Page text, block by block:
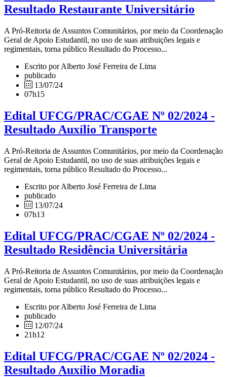
Resultado Restaurante Universitário
A Pró-Reitoria de Assuntos Comunitários, por meio da Coordenação
Geral de Apoio Estudantil, no uso de suas atribuições legais e
regimentais, torna público Resultado do Processo...
Escrito por Alberto José Ferreira de Lima
publicado
13/07/24
07h15
Edital UFCG/PRAC/CGAE Nº 02/2024 -
Resultado Auxílio Transporte
A Pró-Reitoria de Assuntos Comunitários, por meio da Coordenação
Geral de Apoio Estudantil, no uso de suas atribuições legais e
regimentais, torna público Resultado do Processo...
Escrito por Alberto José Ferreira de Lima
publicado
13/07/24
07h13
Edital UFCG/PRAC/CGAE Nº 02/2024 -
Resultado Residência Universitária
A Pró-Reitoria de Assuntos Comunitários, por meio da Coordenação
Geral de Apoio Estudantil, no uso de suas atribuições legais e
regimentais, torna público Resultado do Processo...
Escrito por Alberto José Ferreira de Lima
publicado
12/07/24
21h12
Edital UFCG/PRAC/CGAE Nº 02/2024 -
Resultado Auxílio Moradia